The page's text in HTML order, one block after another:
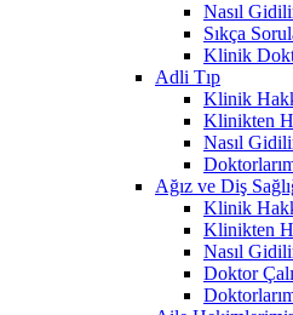
Nasıl
Sıkça
Klinik
Adli Tıp
Klinik
Klinikten
Nasıl
Ağız ve Diş
Klinik
Klinikten
Nasıl
Doktor